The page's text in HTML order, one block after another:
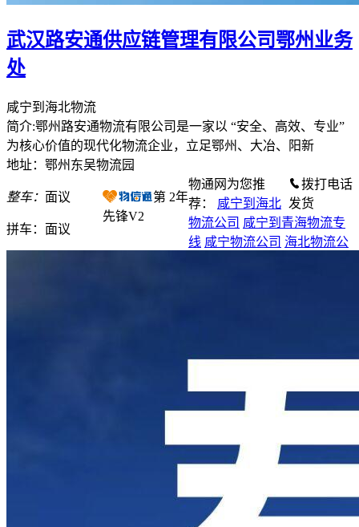
武汉路安通供应链管理有限公司鄂州业务
处
咸宁到海北物流
简介:鄂州路安通物流有限公司是一家以 “安全、高效、专业”
为核心价值的现代化物流企业，立足鄂州、大冶、阳新
地址：鄂州东吴物流园
整车： 面议
拼车： 面议
第 2年
先锋V2
拨打电话
发货
物通网为您推
荐：
咸宁到海北
物流公司 咸宁到青海物流专
线 咸宁物流公司 海北物流公